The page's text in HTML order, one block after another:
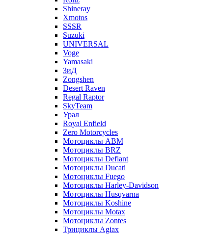
Shineray
Xmotos
SSSR
Suzuki
UNIVERSAL
Voge
Yamasaki
ЗиД
Zongshen
Desert Raven
Regal Raptor
SkyTeam
Урал
Royal Enfield
Zero Motorcycles
Мотоциклы ABM
Мотоциклы BRZ
Мотоциклы Defiant
Мотоциклы Ducati
Мотоциклы Fuego
Мотоциклы Harley-Davidson
Мотоциклы Husqvarna
Мотоциклы Koshine
Мотоциклы Motax
Мотоциклы Zontes
Трициклы Agiax